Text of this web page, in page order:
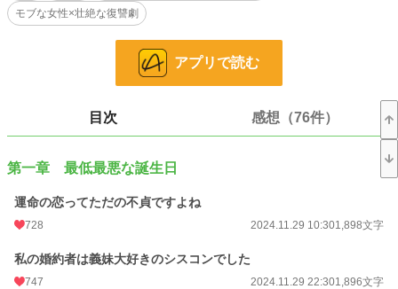
あのような晒し者になる前に対処しなければなりませんね。それとも、このま
ま放置して、気ままなスローライフを手に入れるのもいいですね。
ほんと、どうしましょうか……
まぁ、どちらに転んでも、私は私が生きたいように生きるだけですけどね。
鋼なみにメンタルが強い少女が兄姉の手を借りながら、様々な障害を乗り越
恋愛 3,439 位 / 66,320 件
お気に入り 2,032
文字数 287,046
モブな女性×壮絶な復讐劇
アプリで読む
目次 感想（76件）
第一章 最低最悪な誕生日
運命の恋ってただの不貞ですよね
728 2024.11.29 10:301,898文字
私の婚約者は義妹大好きのシスコンでした
747 2024.11.29 22:301,896文字